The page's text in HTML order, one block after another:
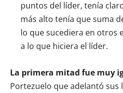
puntos del líder, tenía
más alto tenía que suma
lo que sucediera en otros
a lo que hiciera el líder.
La primera mitad fue muy
Portezuelo que adelantó sus